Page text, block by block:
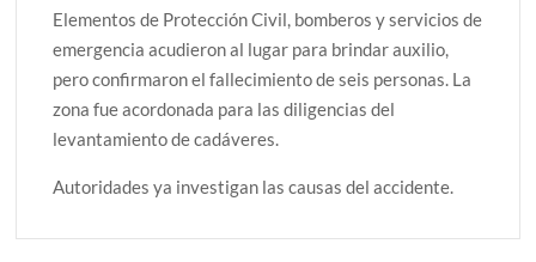
Elementos de Protección Civil, bomberos y servicios de
emergencia acudieron al lugar para brindar auxilio,
pero confirmaron el fallecimiento de seis personas. La
zona fue acordonada para las diligencias del
levantamiento de cadáveres.
Autoridades ya investigan las causas del accidente.